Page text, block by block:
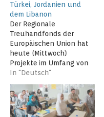
Türkei, Jordanien und
dem Libanon
Der Regionale
Treuhandfonds der
Europäischen Union hat
heute (Mittwoch)
Projekte im Umfang von
über 200 Mio. Euro auf
denen bis zu einer
Millionen syrischer
Flüchtlinge und deren
In "Deutsch"